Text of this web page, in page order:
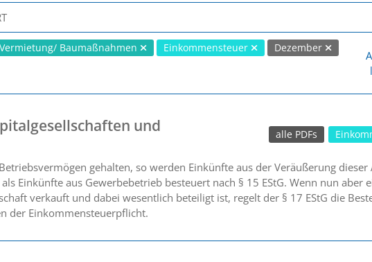
Baumaßnahmen Einkommensteuer Dezember
und
alle PDFs
gehalten, so werden Einkünfte aus der Veräußerung dieser
Einkünfte aus Gewerbebetrieb besteuert nach § 15 EStG. Wenn nun aber
verkauft und dabei wesentlich beteiligt ist, regelt der § 17 EStG die
der Einkommensteuerpflicht.